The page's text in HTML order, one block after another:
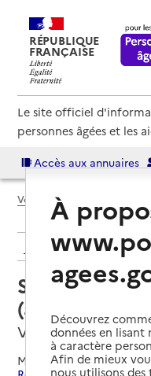
RÉPUBLIQUE
FRANÇAISE
Le site officiel
personnes âgées et les
Accès aux annuaires
Voir le fil d’Ariane
Retour aux
Service
(aide) –
Vouziers,
Mis à jour le22/07/2026
À
Découvrez
données en
à caractère
Afin de mieux
nous utilisons des